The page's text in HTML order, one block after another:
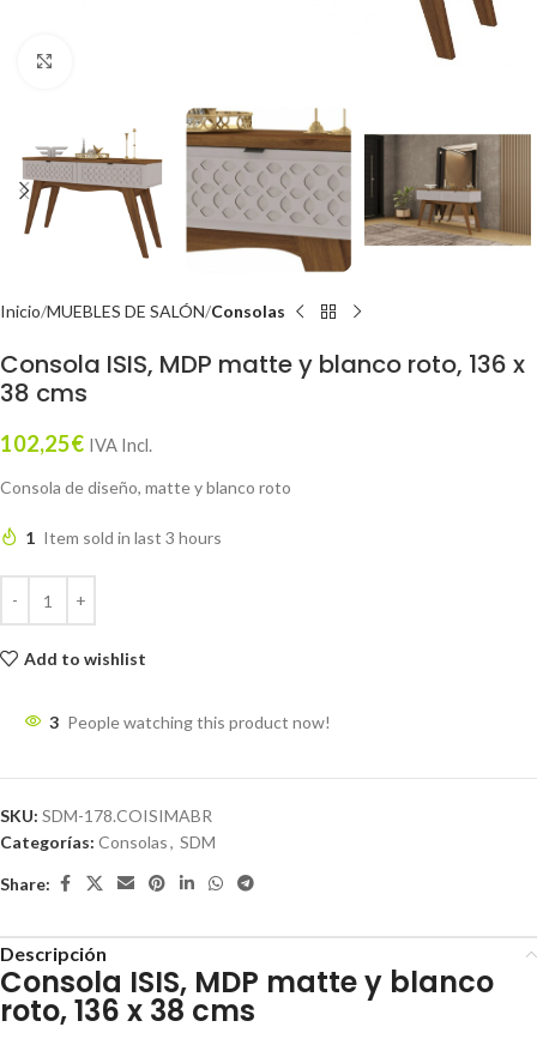
Inicio MUEBLES DE SALÓN Consolas
Consola ISIS, MDP matte y blanco roto, 136 x
38 cms
102,25€ IVA Incl.
Consola de diseño, matte y blanco roto
1 Item sold in last 3 hours
Add to wishlist
3 People watching this product now!
SKU: SDM-178.COISIMABR
Categorías: Consolas, SDM
Share:
Descripción
Consola ISIS, MDP matte y blanco
roto, 136 x 38 cms